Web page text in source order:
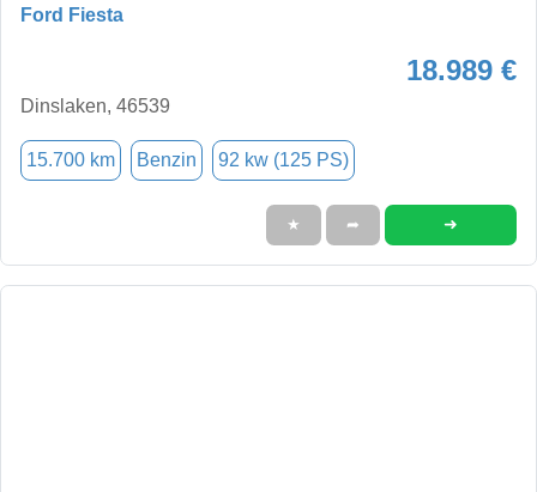
Ford Fiesta
18.989 €
Dinslaken, 46539
15.700 km Benzin 92 kw (125 PS)
★ ➦ ➜